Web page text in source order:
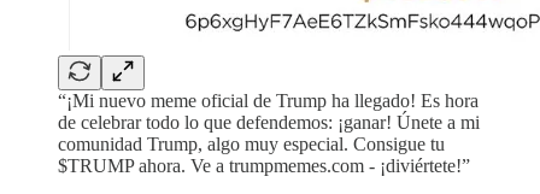
“¡Mi nuevo meme oficial de Trump ha llegado! Es hora
de celebrar todo lo que defendemos: ¡ganar! Únete a mi
comunidad Trump, algo muy especial. Consigue tu
$TRUMP ahora. Ve a trumpmemes.com - ¡diviértete!”